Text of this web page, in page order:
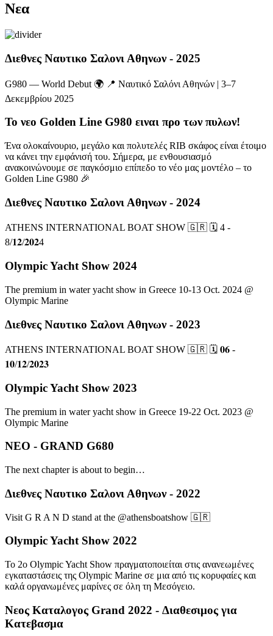
Νεα
Διεθνες Ναυτικο Σαλονι Αθηνων - 2025
G980 — World Debut 🌍 📍 Ναυτικό Σαλόνι Αθηνών | 3–7
Δεκεμβρίου 2025
To νεο Golden Line G980 ειναι προ των πυλων!
Ένα ολοκαίνουριο, μεγάλο και πολυτελές RIB σκάφος είναι έτοιμο
να κάνει την εμφάνισή του. Σήμερα, με ενθουσιασμό
ανακοινώνουμε σε παγκόσμιο επίπεδο το νέο μας μοντέλο – το
Golden Line G980 🎉
Διεθνες Ναυτικο Σαλονι Αθηνων - 2024
ATHENS INTERNATIONAL BOAT SHOW 🇬🇷 🗓 4 -
8/𝟏𝟐/𝟐𝟎𝟐4
Olympic Yacht Show 2024
Τhe premium in water yacht show in Greece 10-13 Oct. 2024 @
Olympic Marine
Διεθνες Ναυτικο Σαλονι Αθηνων - 2023
ATHENS INTERNATIONAL BOAT SHOW 🇬🇷 🗓 𝟎𝟔 -
𝟏𝟎/𝟏𝟐/𝟐𝟎𝟐𝟑
Olympic Yacht Show 2023
Τhe premium in water yacht show in Greece 19-22 Oct. 2023 @
Olympic Marine
NEO - GRAND G680
The next chapter is about to begin…
Διεθνες Ναυτικο Σαλονι Αθηνων - 2022
Visit G R A N D stand at the @athensboatshow 🇬🇷
Olympic Yacht Show 2022
To 2o Olympic Yacht Show πραγματοποιείται στις ανανεωμένες
εγκαταστάσεις της Olympic Marine σε μια από τις κορυφαίες και
καλά οργανωμένες μαρίνες σε όλη τη Μεσόγειο.
Νεος Καταλογος Grand 2022 - Διαθεσιμος για
Κατεβασμα